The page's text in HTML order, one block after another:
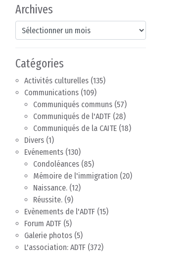
Archives
Archives
Catégories
Activités culturelles (135)
Communications (109)
Communiqués communs (57)
Communiqués de l'ADTF (28)
Communiqués de la CAITE (18)
Divers (1)
Evénements (130)
Condoléances (85)
Mémoire de l'immigration (20)
Naissance. (12)
Réussite. (9)
Evènements de l'ADTF (15)
Forum ADTF (5)
Galerie photos (5)
L'association: ADTF (372)